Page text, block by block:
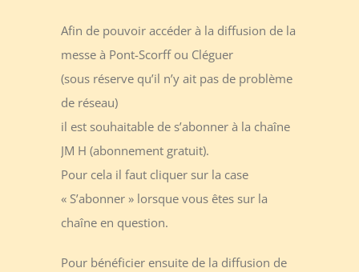
Afin de pouvoir accéder à la diffusion de la
messe à Pont-Scorff ou Cléguer
(sous réserve qu’il n’y ait pas de problème
de réseau)
il est souhaitable de s’abonner à la chaîne
JM H (abonnement gratuit).
Pour cela il faut cliquer sur la case
« S’abonner » lorsque vous êtes sur la
chaîne en question.
Pour bénéficier ensuite de la diffusion de